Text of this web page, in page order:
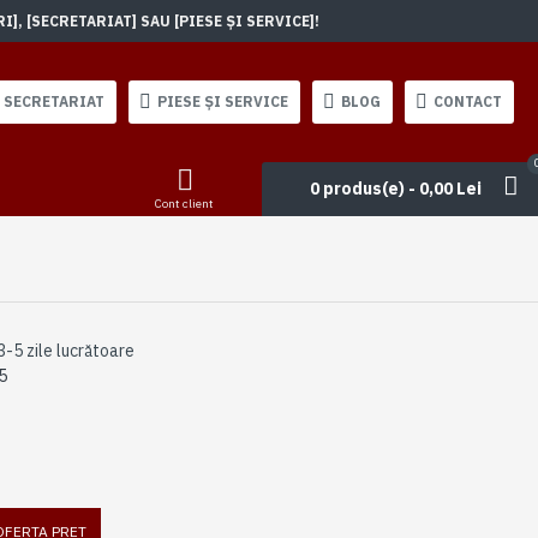
[SECRETARIAT] SAU [PIESE ȘI SERVICE]!
SECRETARIAT PIESE ȘI SERVICE BLOG CONTACT
Cont client
0 produs(e) - 0,00 Lei
5 zile lucrătoare
PRET